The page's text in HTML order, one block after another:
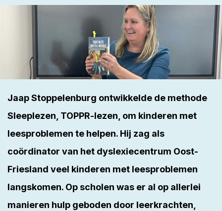
Jaap Stoppelenburg ontwikkelde de methode
Sleeplezen, TOPPR-lezen, om kinderen met
leesproblemen te helpen. Hij zag als
coördinator van het dyslexiecentrum Oost-
Friesland veel kinderen met leesproblemen
langskomen. Op scholen was er al op allerlei
manieren hulp geboden door leerkrachten,